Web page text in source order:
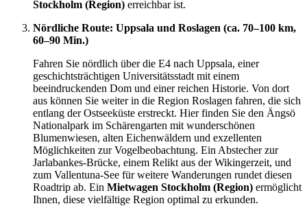
Stockholm (Region) erreichbar ist.
Nördliche Route: Uppsala und Roslagen (ca. 70–100 km,
60–90 Min.)
Fahren Sie nördlich über die E4 nach Uppsala, einer
geschichtsträchtigen Universitätsstadt mit einem
beeindruckenden Dom und einer reichen Historie. Von dort
aus können Sie weiter in die Region Roslagen fahren, die sich
entlang der Ostseeküste erstreckt. Hier finden Sie den Ängsö
Nationalpark im Schärengarten mit wunderschönen
Blumenwiesen, alten Eichenwäldern und exzellenten
Möglichkeiten zur Vogelbeobachtung. Ein Abstecher zur
Jarlabankes-Brücke, einem Relikt aus der Wikingerzeit, und
zum Vallentuna-See für weitere Wanderungen rundet diesen
Roadtrip ab. Ein Mietwagen Stockholm (Region) ermöglicht
Ihnen, diese vielfältige Region optimal zu erkunden.